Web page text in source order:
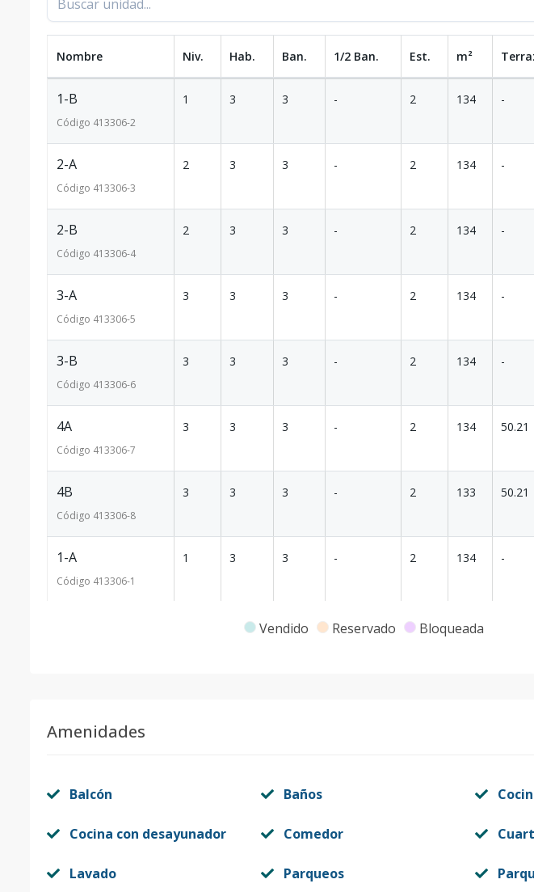
Nombre Niv. Hab. Ban. 1/2 Ban. Est. m²
1-B
Código 413306-2
1 3 3 - 2 134 -
2-A
Código 413306-3
2 3 3 - 2 134 -
2-B
Código 413306-4
2 3 3 - 2 134 -
3-A
Código 413306-5
3 3 3 - 2 134 -
3-B
Código 413306-6
3 3 3 - 2 134 -
4A
Código 413306-7
3 3 3 - 2 134 50.21
4B
Código 413306-8
3 3 3 - 2 133 50.21
1-A
Código 413306-1
1 3 3 - 2 134 -
Vendido Reservado Bloqueada
Amenidades
Balcón Baños
Cocina con desayunador Comedor
Lavado Parqueos